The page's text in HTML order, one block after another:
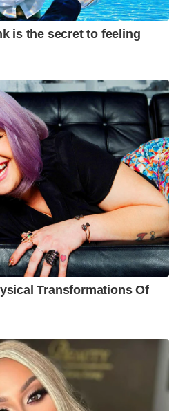
is the secret to feeling
Transformations Of